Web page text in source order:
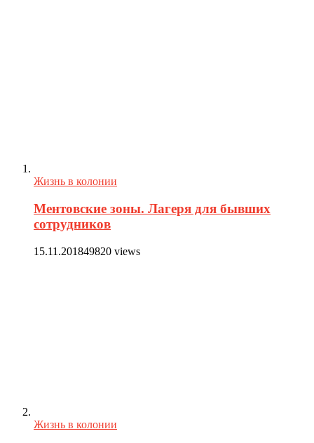
Жизнь в колонии
Ментовские зоны. Лагеря для бывших
сотрудников
15.11.201849820 views
Жизнь в колонии